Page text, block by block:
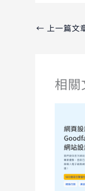
← 上一篇文
相關